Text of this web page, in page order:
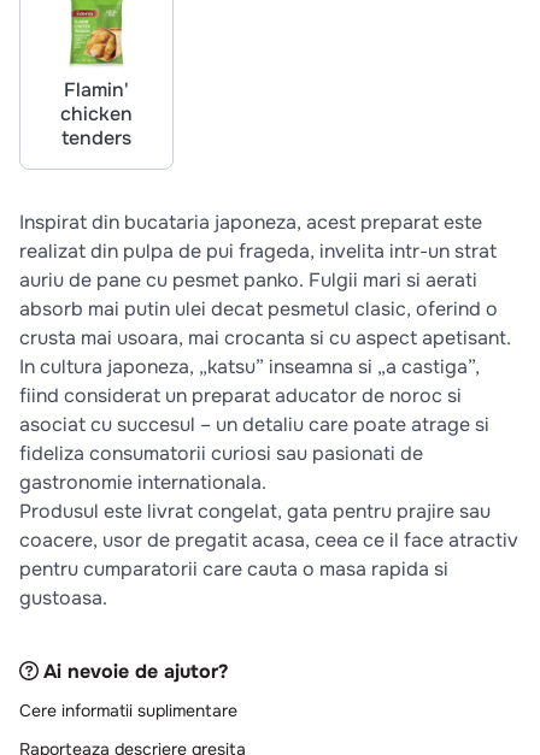
Flamin'
chicken
tenders
Inspirat din bucataria japoneza, acest preparat este
realizat din pulpa de pui frageda, invelita intr-un strat
auriu de pane cu pesmet panko. Fulgii mari si aerati
absorb mai putin ulei decat pesmetul clasic, oferind o
crusta mai usoara, mai crocanta si cu aspect apetisant.
In cultura japoneza, „katsu” inseamna si „a castiga”,
fiind considerat un preparat aducator de noroc si
asociat cu succesul – un detaliu care poate atrage si
fideliza consumatorii curiosi sau pasionati de
gastronomie internationala.
Produsul este livrat congelat, gata pentru prajire sau
coacere, usor de pregatit acasa, ceea ce il face atractiv
pentru cumparatorii care cauta o masa rapida si
gustoasa.
Ai nevoie de ajutor?
Cere informatii suplimentare
Raporteaza descriere gresita